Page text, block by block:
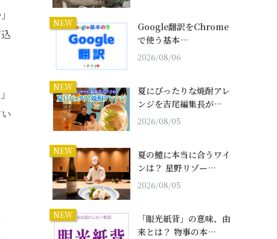
NEW
Google翻訳をChrome
で使う基本…
2026/08/06
NEW
夏にぴったりな焼酎アレ
ンジを吉尾編集長が…
2026/08/05
NEW
夏の鱧に本当に合うワイ
ンは？ 星野リゾー…
2026/08/05
NEW
「眼光紙背」の意味、由
来とは？ 物事の本…